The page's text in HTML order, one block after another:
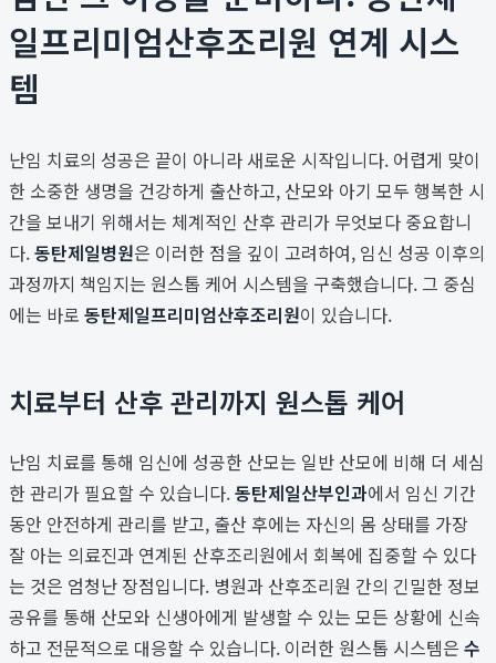
일프리미엄산후조리원 연계 시스
템
난임 치료의 성공은 끝이 아니라 새로운 시작입니다. 어렵게 맞이
한 소중한 생명을 건강하게 출산하고, 산모와 아기 모두 행복한 시
간을 보내기 위해서는 체계적인 산후 관리가 무엇보다 중요합니
다.동탄제일병원은 이러한 점을 깊이 고려하여, 임신 성공 이후의
과정까지 책임지는 원스톱 케어 시스템을 구축했습니다. 그 중심
에는 바로 동탄제일프리미엄산후조리원이 있습니다.
치료부터 산후 관리까지 원스톱 케어
난임 치료를 통해 임신에 성공한 산모는 일반 산모에 비해 더 세심
한 관리가 필요할 수 있습니다.동탄제일산부인과에서 임신 기간
동안 안전하게 관리를 받고, 출산 후에는 자신의 몸 상태를 가장
잘 아는 의료진과 연계된 산후조리원에서 회복에 집중할 수 있다
는 것은 엄청난 장점입니다. 병원과 산후조리원 간의 긴밀한 정보
공유를 통해 산모와 신생아에게 발생할 수 있는 모든 상황에 신속
하고 전문적으로 대응할 수 있습니다. 이러한 원스톱 시스템은 수